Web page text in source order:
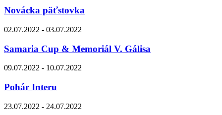
Novácka päťstovka
02.07.2022 - 03.07.2022
Samaria Cup & Memoriál V. Gálisa
09.07.2022 - 10.07.2022
Pohár Interu
23.07.2022 - 24.07.2022